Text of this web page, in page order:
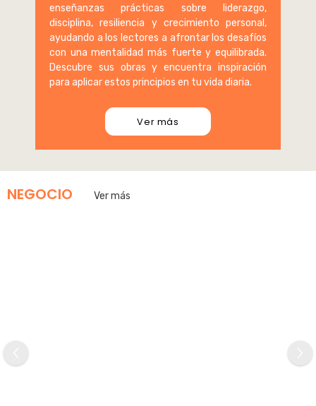
enseñanzas prácticas sobre liderazgo,
disciplina, resiliencia y crecimiento personal,
ayudando a los lectores a afrontar los desafíos
con una mentalidad más fuerte y equilibrada.
Descubre sus obras y encuentra inspiración
para aplicar estos principios en tu vida diaria.
Ver más
NEGOCIO Ver más